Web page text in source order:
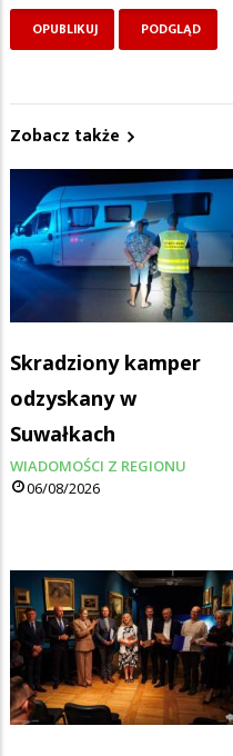
Zobacz także
Skradziony kamper
odzyskany w
Suwałkach
WIADOMOŚCI Z REGIONU
06/08/2026